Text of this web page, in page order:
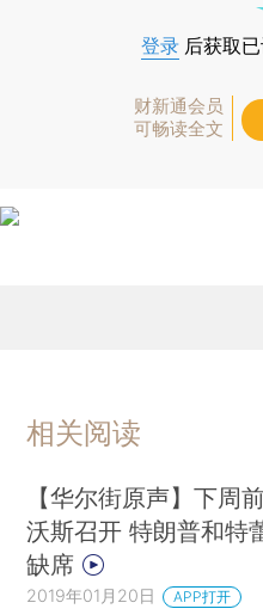
登录 后获取
财新通会员
可畅读全文
相关阅读
【华尔街原声】下周
沃斯召开 特朗普和特
缺席
2019年01月20日 APP打开